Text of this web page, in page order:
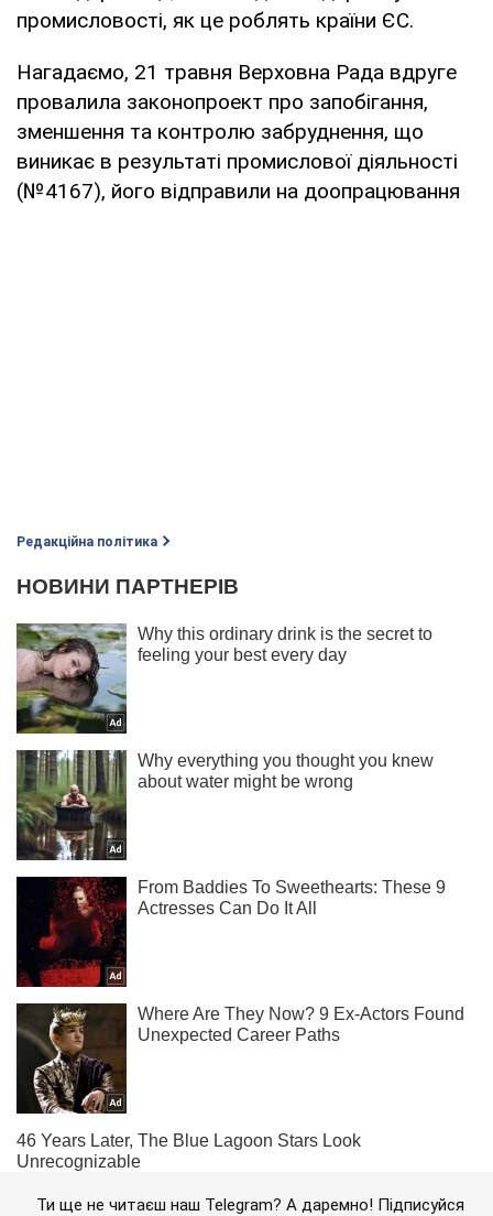
промисловості, як це роблять країни ЄС.
Нагадаємо, 21 травня Верховна Рада вдруге
провалила законопроект про запобігання,
зменшення та контролю забруднення, що
виникає в результаті промислової діяльності
(№4167), його відправили на доопрацювання
Редакційна політика
Ти ще не читаєш наш Telegram? А даремно! Підписуйся